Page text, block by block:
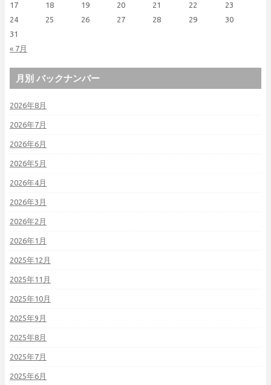
« 7月
17
18 19 20 21 22
23
24
25 26 27 28 29
30
31
月別 バックナンバー
2026年8月
2026年7月
2026年6月
2026年5月
2026年4月
2026年3月
2026年2月
2026年1月
2025年12月
2025年11月
2025年10月
2025年9月
2025年8月
2025年7月
2025年6月